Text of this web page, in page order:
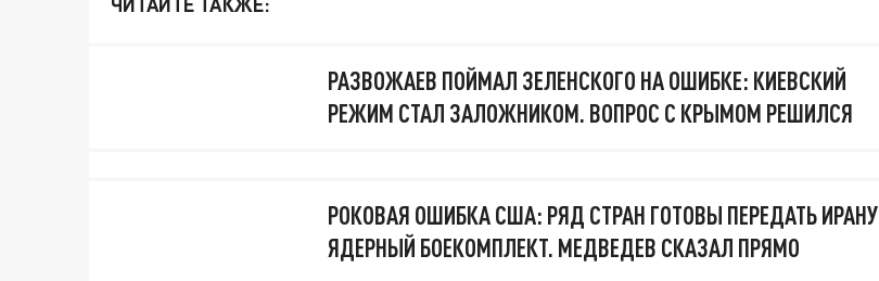
РАЗВОЖАЕВ ПОЙМАЛ ЗЕЛЕНСКОГО НА ОШИБКЕ: КИЕВСКИЙ
РЕЖИМ СТАЛ ЗАЛОЖНИКОМ. ВОПРОС С КРЫМОМ РЕШИЛСЯ
РОКОВАЯ ОШИБКА США: РЯД СТРАН ГОТОВЫ ПЕРЕДАТЬ ИРАНУ
ЯДЕРНЫЙ БОЕКОМПЛЕКТ. МЕДВЕДЕВ СКАЗАЛ ПРЯМО